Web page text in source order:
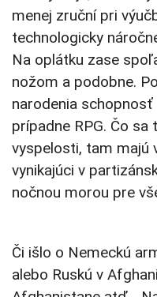
menej zruční pri
technologicky
Na oplátku zase
nožom a podobne.
narodenia schopnosť
prípadne RPG. Čo
vyspelosti, tam majú
vynikajúci v
nočnou morou pre
Či išlo o Nemeckú
alebo Ruskú v